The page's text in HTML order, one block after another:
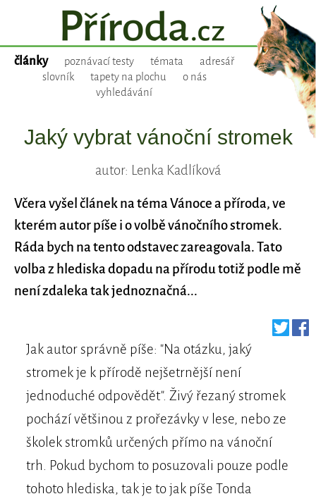
články poznávací testy témata
adresář
slovník
tapety na plochu
o nás
vyhledávání
Jaký vybrat vánoční stromek
autor: Lenka Kadlíková
Včera vyšel článek na téma Vánoce a příroda, ve
kterém autor píše i o volbě vánočního stromek.
Ráda bych na tento odstavec zareagovala. Tato
volba z hlediska dopadu na přírodu totiž podle mě
není zdaleka tak jednoznačná...
Jak autor správně píše: "Na otázku, jaký
stromek je k přírodě nejšetrnější není
jednoduché odpovědět". Živý řezaný stromek
pochází většinou z prořezávky v lese, nebo ze
školek stromků určených přímo na vánoční
trh. Pokud bychom to posuzovali pouze podle
tohoto hlediska, tak je to jak píše Tonda